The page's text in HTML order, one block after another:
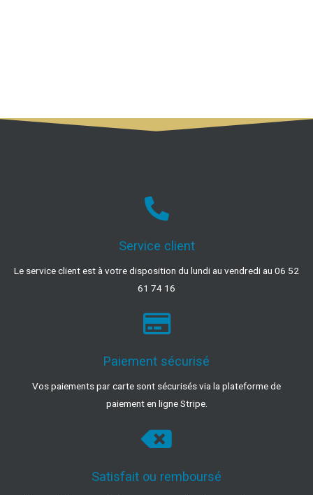
Service client
Le service client est à votre disposition du lundi au vendredi au 06 52
61 74 16
Paiement sécurisé
Vos paiements par carte sont sécurisés via la plateforme de
paiement en ligne Stripe.
Satisfait ou remboursé